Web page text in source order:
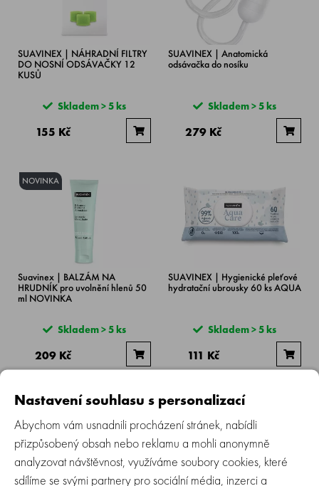
SUAVINEX | NÁHRADNÍ FILTRY
DO NOSNÍ ODSÁVAČKY 12
KUSŮ
Skladem > 5 ks
155 Kč
SUAVINEX | Anatomická
odsávačka do nosíku
Skladem > 5 ks
279 Kč
NOVINKA
Suavinex | BALZÁM NA
HRUDNÍK pro uvolnění hlenů 50
ml NOVINKA
Skladem > 5 ks
209 Kč
SUAVINEX | Hygienické pleťové
hydratační ubrousky 60 ks AQUA
Skladem > 5 ks
111 Kč
Nastavení souhlasu s personalizací
Abychom vám usnadnili procházení stránek, nabídli
přizpůsobený obsah nebo reklamu a mohli anonymně
analyzovat návštěvnost, využíváme soubory cookies, které
sdílíme se svými partnery pro sociální média, inzerci a